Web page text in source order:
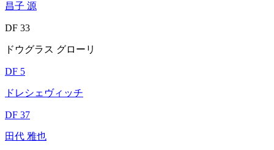
昌子 源
DF 33
ドウグラス グローリ
DF 5
ドレシェヴィッチ
DF 37
田代 雅也